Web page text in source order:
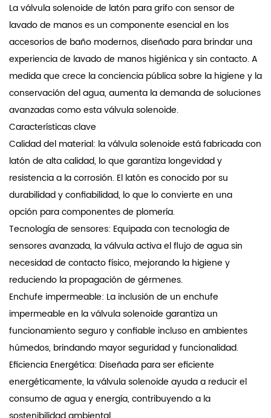
configuraciones estructurales, lo que permite ajustes en
las longitudes de entrada y salida según los requisitos. La
válvula puede construirse con materiales especiales
resistentes a la corrosión, lo que la hace adecuada para
su uso en agua de mar, altas concentraciones de ácidos y
álcalis, así como en entornos de agua aceitosa.
La válvula solenoide de latón para grifo con sensor de
lavado de manos es un componente esencial en los
accesorios de baño modernos, diseñado para brindar una
experiencia de lavado de manos higiénica y sin contacto. A
medida que crece la conciencia pública sobre la higiene y la
conservación del agua, aumenta la demanda de soluciones
avanzadas como esta válvula solenoide.
Características clave
Calidad del material: la válvula solenoide está fabricada con
latón de alta calidad, lo que garantiza longevidad y
resistencia a la corrosión. El latón es conocido por su
durabilidad y confiabilidad, lo que lo convierte en una
opción para componentes de plomería.
Tecnología de sensores: Equipada con tecnología de
sensores avanzada, la válvula activa el flujo de agua sin
necesidad de contacto físico, mejorando la higiene y
reduciendo la propagación de gérmenes.
Enchufe impermeable: La inclusión de un enchufe
impermeable en la válvula solenoide garantiza un
funcionamiento seguro y confiable incluso en ambientes
húmedos, brindando mayor seguridad y funcionalidad.
Eficiencia Energética: Diseñada para ser eficiente
energéticamente, la válvula solenoide ayuda a reducir el
consumo de agua y energía, contribuyendo a la